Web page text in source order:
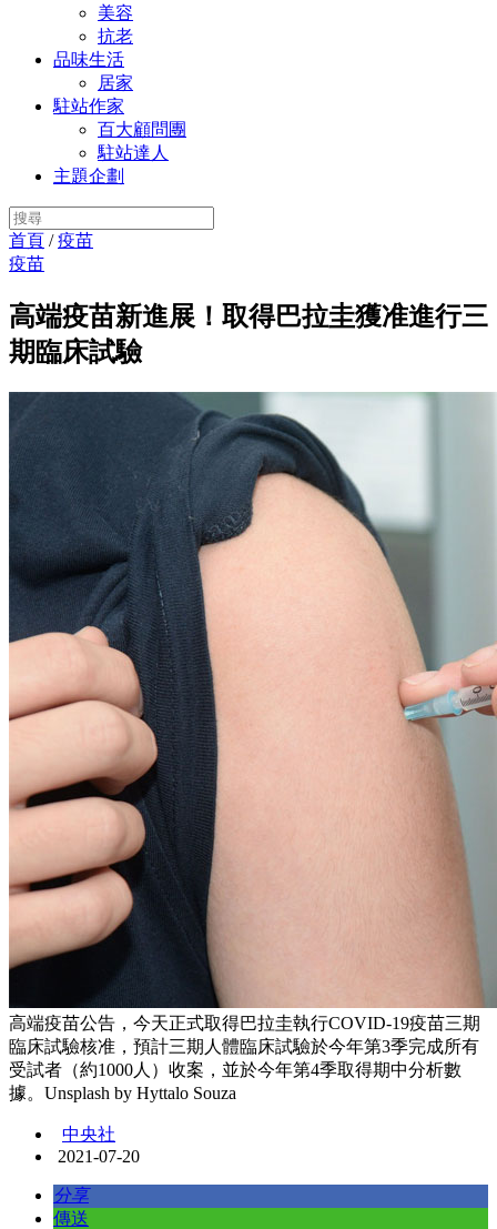
美容
抗老
品味生活
居家
駐站作家
百大顧問團
駐站達人
主題企劃
首頁 /疫苗
疫苗
高端疫苗新進展！取得巴拉圭獲准進行三
期臨床試驗
高端疫苗公告，今天正式取得巴拉圭執行COVID-19疫苗三期
臨床試驗核准，預計三期人體臨床試驗於今年第3季完成所有
受試者（約1000人）收案，並於今年第4季取得期中分析數
據。Unsplash by Hyttalo Souza
中央社
2021-07-20
分享
傳送